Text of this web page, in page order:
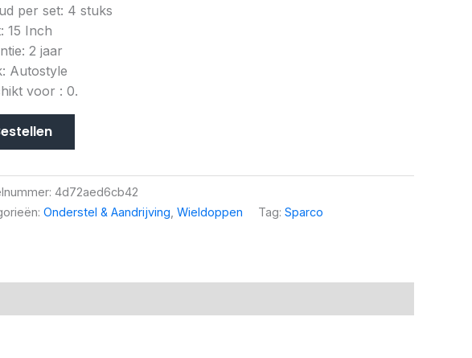
per set: 4 stuks
15 Inch
2 jaar
Autostyle
voor : 0.
4d72aed6cb42
Onderstel & Aandrijving Wieldoppen Tag: Sparco